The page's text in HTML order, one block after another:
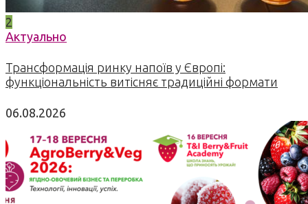
2
Актуально
Трансформація ринку напоїв у Європі:
функціональність витісняє традиційні формати
06.08.2026